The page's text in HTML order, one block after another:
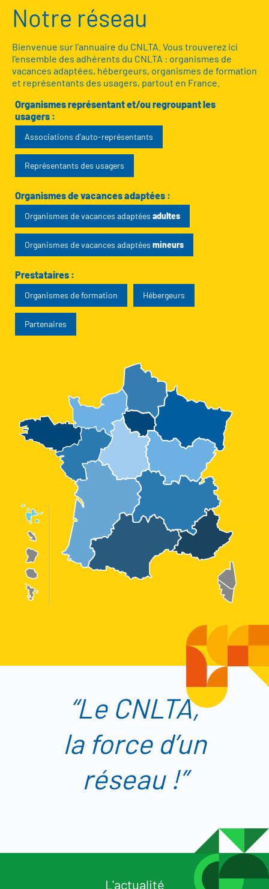
Notre réseau
Bienvenue sur l'annuaire du CNLTA. Vous trouverez ici
l’ensemble des adhérents du CNLTA : organismes de
vacances adaptées, hébergeurs, organismes de formation
et représentants des usagers, partout en France.
Organismes représentant et/ou regroupant les
usagers :
Associations d'auto-représentants
Représentants des usagers
Organismes de vacances adaptées :
Organismes de vacances adaptées adultes
Organismes de vacances adaptées mineurs
Prestataires :
Organismes de formation Hébergeurs
Partenaires
Le CNLTA,
la force d’un
réseau !
L'actualité